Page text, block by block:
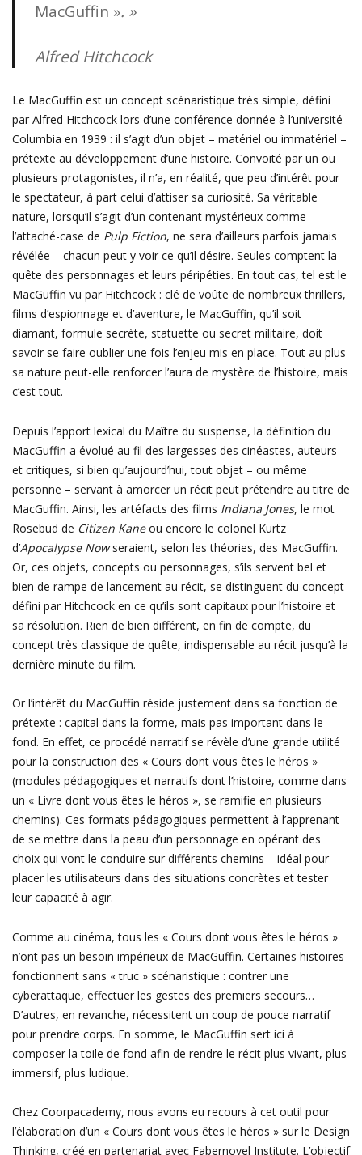
MacGuffin ». »
Alfred Hitchcock
Le MacGuffin est un concept scénaristique très simple, défini
par Alfred Hitchcock lors d’une conférence donnée à l’université
Columbia en 1939 : il s’agit d’un objet – matériel ou immatériel –
prétexte au développement d’une histoire. Convoité par un ou
plusieurs protagonistes, il n’a, en réalité, que peu d’intérêt pour
le spectateur, à part celui d’attiser sa curiosité. Sa véritable
nature, lorsqu’il s’agit d’un contenant mystérieux comme
l’attaché-case de Pulp Fiction, ne sera d’ailleurs parfois jamais
révélée – chacun peut y voir ce qu’il désire. Seules comptent la
quête des personnages et leurs péripéties. En tout cas, tel est le
MacGuffin vu par Hitchcock : clé de voûte de nombreux thrillers,
films d’espionnage et d’aventure, le MacGuffin, qu’il soit
diamant, formule secrète, statuette ou secret militaire, doit
savoir se faire oublier une fois l’enjeu mis en place. Tout au plus
sa nature peut-elle renforcer l’aura de mystère de l’histoire, mais
c’est tout.
Depuis l’apport lexical du Maître du suspense, la définition du
MacGuffin a évolué au fil des largesses des cinéastes, auteurs
et critiques, si bien qu’aujourd’hui, tout objet – ou même
personne – servant à amorcer un récit peut prétendre au titre de
MacGuffin. Ainsi, les artéfacts des films Indiana Jones, le mot
Rosebud de Citizen Kaneou encore le colonel Kurtz
d’Apocalypse Nowseraient, selon les théories, des MacGuffin.
Or, ces objets, concepts ou personnages, s’ils servent bel et
bien de rampe de lancement au récit, se distinguent du concept
défini par Hitchcock en ce qu’ils sont capitaux pour l’histoire et
sa résolution. Rien de bien différent, en fin de compte, du
concept très classique de quête, indispensable au récit jusqu’à la
dernière minute du film.
Or l’intérêt du MacGuffin réside justement dans sa fonction de
prétexte : capital dans la forme, mais pas important dans le
fond. En effet, ce procédé narratif se révèle d’une grande utilité
pour la construction des « Cours dont vous êtes le héros »
(modules pédagogiques et narratifs dont l’histoire, comme dans
un « Livre dont vous êtes le héros », se ramifie en plusieurs
chemins). Ces formats pédagogiques permettent à l’apprenant
de se mettre dans la peau d’un personnage en opérant des
choix qui vont le conduire sur différents chemins – idéal pour
placer les utilisateurs dans des situations concrètes et tester
leur capacité à agir.
Comme au cinéma, tous les « Cours dont vous êtes le héros »
n’ont pas un besoin impérieux de MacGuffin. Certaines histoires
fonctionnent sans « truc » scénaristique : contrer une
cyberattaque, effectuer les gestes des premiers secours…
D’autres, en revanche, nécessitent un coup de pouce narratif
pour prendre corps. En somme, le MacGuffin sert ici à
composer la toile de fond afin de rendre le récit plus vivant, plus
immersif, plus ludique.
Chez Coorpacademy, nous avons eu recours à cet outil pour
l’élaboration d’un « Cours dont vous êtes le héros » sur le Design
Thinking, créé en partenariat avec Fabernovel Institute. L’objectif